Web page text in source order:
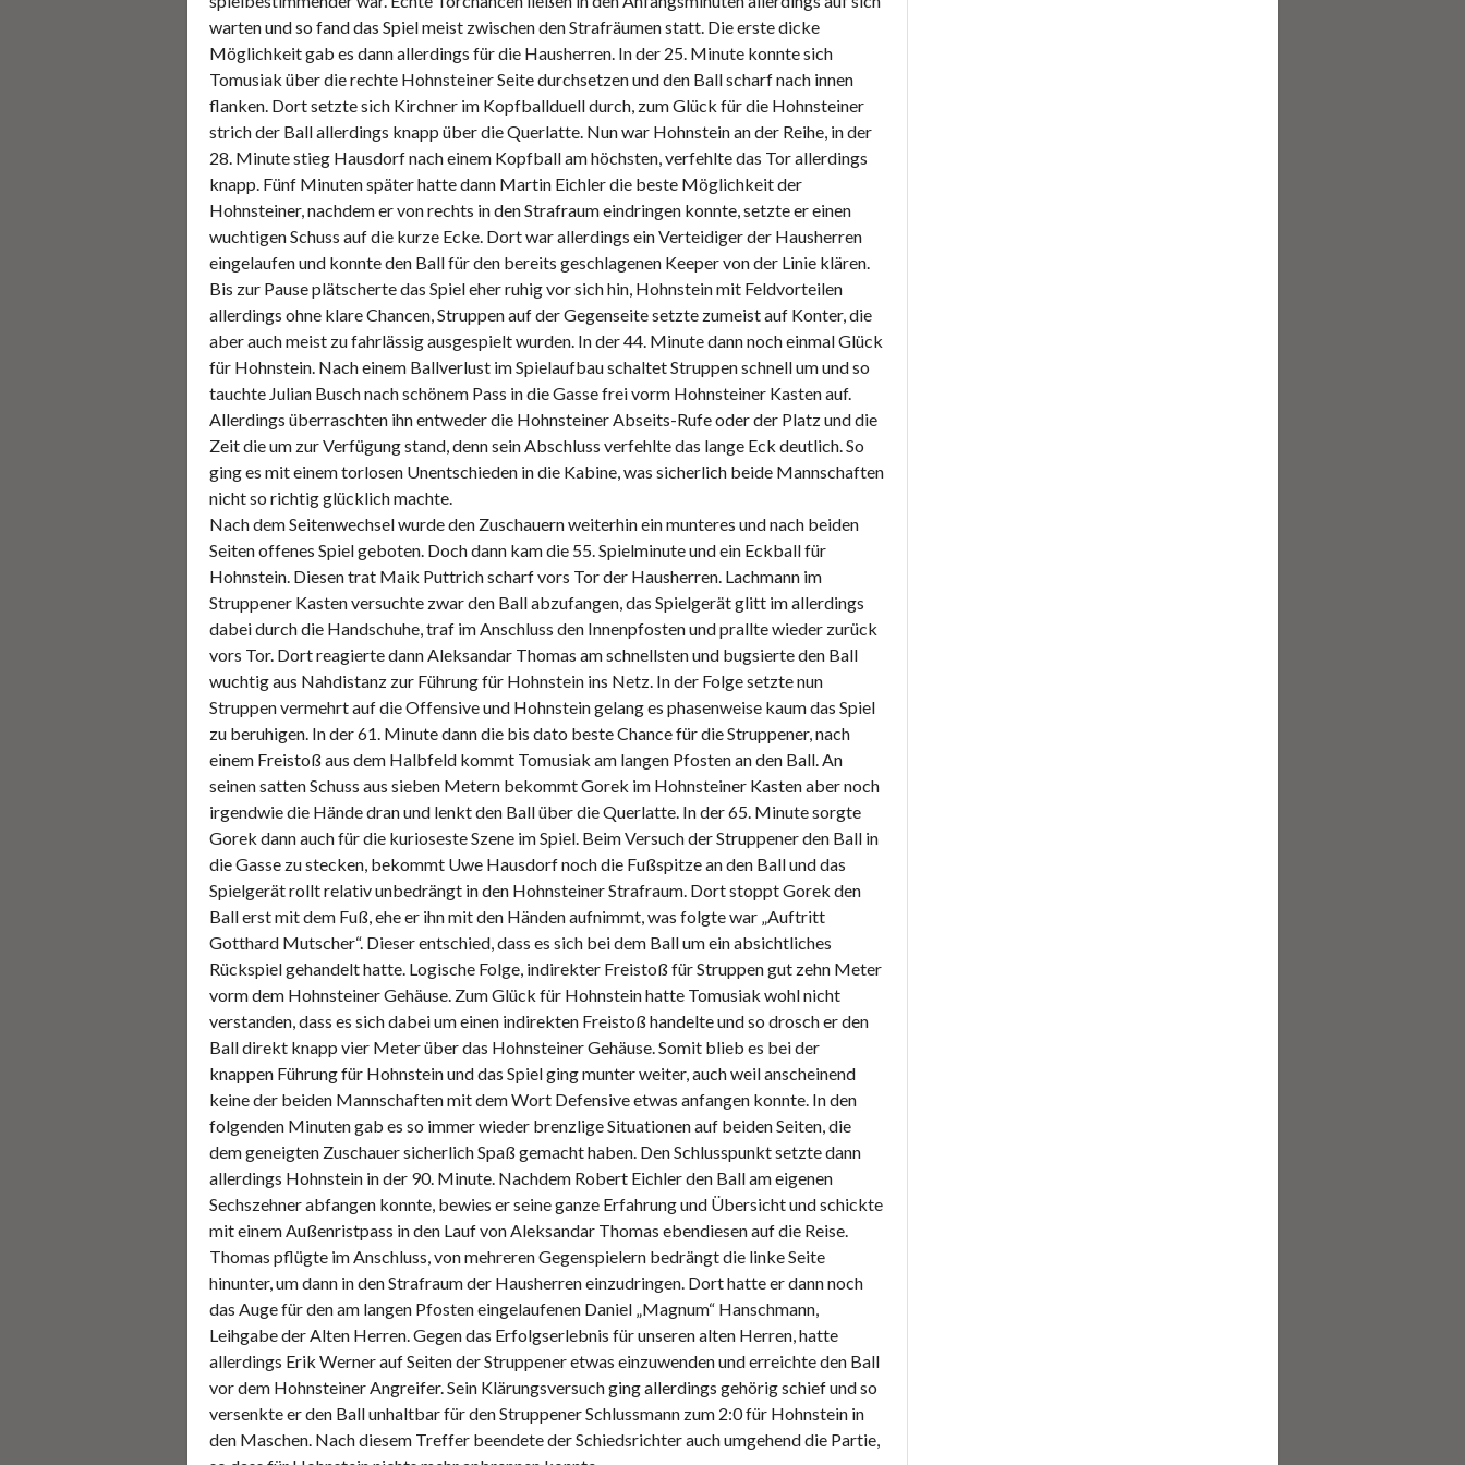
warten und so fand das Spiel meist zwischen den Strafräumen statt. Die erste dicke
Möglichkeit gab es dann allerdings für die Hausherren. In der 25. Minute konnte sich
Tomusiak über die rechte Hohnsteiner Seite durchsetzen und den Ball scharf nach innen
flanken. Dort setzte sich Kirchner im Kopfballduell durch, zum Glück für die Hohnsteiner
strich der Ball allerdings knapp über die Querlatte. Nun war Hohnstein an der Reihe, in der
28. Minute stieg Hausdorf nach einem Kopfball am höchsten, verfehlte das Tor allerdings
knapp. Fünf Minuten später hatte dann Martin Eichler die beste Möglichkeit der
Hohnsteiner, nachdem er von rechts in den Strafraum eindringen konnte, setzte er einen
wuchtigen Schuss auf die kurze Ecke. Dort war allerdings ein Verteidiger der Hausherren
eingelaufen und konnte den Ball für den bereits geschlagenen Keeper von der Linie klären.
Bis zur Pause plätscherte das Spiel eher ruhig vor sich hin, Hohnstein mit Feldvorteilen
allerdings ohne klare Chancen, Struppen auf der Gegenseite setzte zumeist auf Konter, die
aber auch meist zu fahrlässig ausgespielt wurden. In der 44. Minute dann noch einmal Glück
für Hohnstein. Nach einem Ballverlust im Spielaufbau schaltet Struppen schnell um und so
tauchte Julian Busch nach schönem Pass in die Gasse frei vorm Hohnsteiner Kasten auf.
Allerdings überraschten ihn entweder die Hohnsteiner Abseits-Rufe oder der Platz und die
Zeit die um zur Verfügung stand, denn sein Abschluss verfehlte das lange Eck deutlich. So
ging es mit einem torlosen Unentschieden in die Kabine, was sicherlich beide Mannschaften
nicht so richtig glücklich machte.
Nach dem Seitenwechsel wurde den Zuschauern weiterhin ein munteres und nach beiden
Seiten offenes Spiel geboten. Doch dann kam die 55. Spielminute und ein Eckball für
Hohnstein. Diesen trat Maik Puttrich scharf vors Tor der Hausherren. Lachmann im
Struppener Kasten versuchte zwar den Ball abzufangen, das Spielgerät glitt im allerdings
dabei durch die Handschuhe, traf im Anschluss den Innenpfosten und prallte wieder zurück
vors Tor. Dort reagierte dann Aleksandar Thomas am schnellsten und bugsierte den Ball
wuchtig aus Nahdistanz zur Führung für Hohnstein ins Netz. In der Folge setzte nun
Struppen vermehrt auf die Offensive und Hohnstein gelang es phasenweise kaum das Spiel
zu beruhigen. In der 61. Minute dann die bis dato beste Chance für die Struppener, nach
einem Freistoß aus dem Halbfeld kommt Tomusiak am langen Pfosten an den Ball. An
seinen satten Schuss aus sieben Metern bekommt Gorek im Hohnsteiner Kasten aber noch
irgendwie die Hände dran und lenkt den Ball über die Querlatte. In der 65. Minute sorgte
Gorek dann auch für die kurioseste Szene im Spiel. Beim Versuch der Struppener den Ball in
die Gasse zu stecken, bekommt Uwe Hausdorf noch die Fußspitze an den Ball und das
Spielgerät rollt relativ unbedrängt in den Hohnsteiner Strafraum. Dort stoppt Gorek den
Ball erst mit dem Fuß, ehe er ihn mit den Händen aufnimmt, was folgte war „Auftritt
Gotthard Mutscher“. Dieser entschied, dass es sich bei dem Ball um ein absichtliches
Rückspiel gehandelt hatte. Logische Folge, indirekter Freistoß für Struppen gut zehn Meter
vorm dem Hohnsteiner Gehäuse. Zum Glück für Hohnstein hatte Tomusiak wohl nicht
verstanden, dass es sich dabei um einen indirekten Freistoß handelte und so drosch er den
Ball direkt knapp vier Meter über das Hohnsteiner Gehäuse. Somit blieb es bei der
knappen Führung für Hohnstein und das Spiel ging munter weiter, auch weil anscheinend
keine der beiden Mannschaften mit dem Wort Defensive etwas anfangen konnte. In den
folgenden Minuten gab es so immer wieder brenzlige Situationen auf beiden Seiten, die
dem geneigten Zuschauer sicherlich Spaß gemacht haben. Den Schlusspunkt setzte dann
allerdings Hohnstein in der 90. Minute. Nachdem Robert Eichler den Ball am eigenen
Sechszehner abfangen konnte, bewies er seine ganze Erfahrung und Übersicht und schickte
mit einem Außenristpass in den Lauf von Aleksandar Thomas ebendiesen auf die Reise.
Thomas pflügte im Anschluss, von mehreren Gegenspielern bedrängt die linke Seite
hinunter, um dann in den Strafraum der Hausherren einzudringen. Dort hatte er dann noch
das Auge für den am langen Pfosten eingelaufenen Daniel „Magnum“ Hanschmann,
Leihgabe der Alten Herren. Gegen das Erfolgserlebnis für unseren alten Herren, hatte
allerdings Erik Werner auf Seiten der Struppener etwas einzuwenden und erreichte den Ball
vor dem Hohnsteiner Angreifer. Sein Klärungsversuch ging allerdings gehörig schief und so
versenkte er den Ball unhaltbar für den Struppener Schlussmann zum 2:0 für Hohnstein in
den Maschen. Nach diesem Treffer beendete der Schiedsrichter auch umgehend die Partie,